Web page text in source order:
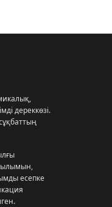
дереккөзі.
есепке